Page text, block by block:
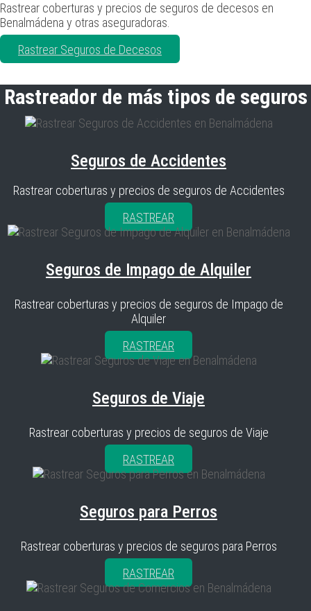
Rastrear coberturas y precios de seguros de decesos en
Benalmádena y otras aseguradoras.
Rastrear Seguros de Decesos
Rastreador de más tipos de seguros
Seguros de Accidentes
Rastrear coberturas y precios de seguros de Accidentes
RASTREAR
Seguros de Impago de Alquiler
Rastrear coberturas y precios de seguros de Impago de
Alquiler
RASTREAR
Seguros de Viaje
Rastrear coberturas y precios de seguros de Viaje
RASTREAR
Seguros para Perros
Rastrear coberturas y precios de seguros para Perros
RASTREAR